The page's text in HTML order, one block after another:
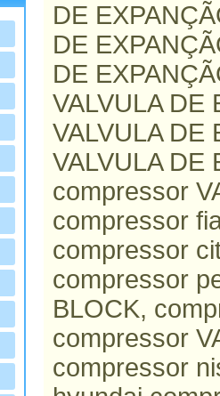
DE
DE
DE
VALVULA DE
VALVULA DE
VALVULA DE
compressor
compressor
compressor
compressor
BLOCK,
compressor
compressor